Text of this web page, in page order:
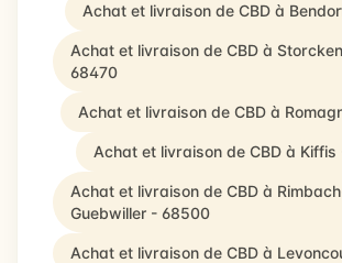
Achat et livraison de CBD à
Achat et livraison de CBD à
68470
Achat et livraison de CBD à
Achat et livraison de CBD à
Achat et livraison de CBD à
Guebwiller - 68500
Achat et livraison de CBD à